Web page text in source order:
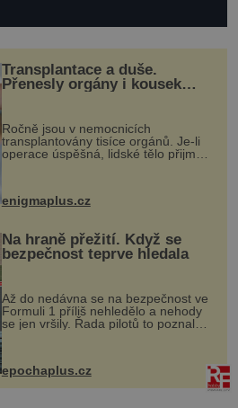
Transplantace a duše.
Přenesly orgány i kousek
Ročně jsou v nemocnicích
transplantovány tisíce orgánů. Je-li
operace úspěšná, lidské tělo přijme
enigmaplus.cz
Na hraně přežití. Když se
bezpečnost teprve hledala
Až do nedávna se na bezpečnost ve
Formuli 1 příliš nehledělo a nehody
se jen vršily. Řada pilotů to poznala
na vlastní kůži, často s trvalými
následky nebo bohužel i ztrátou
života. Dnes nepochopiteln...
epochaplus.cz